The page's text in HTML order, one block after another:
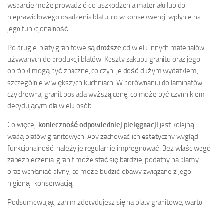
wsparcie może prowadzić do uszkodzenia materiału lub do
nieprawidłowego osadzenia blatu, co w konsekwencji wpłynie na
jego funkcjonalność.
Po drugie, blaty granitowe sądroższe od wielu innych materiałów
używanych do produkcji blatów. Koszty zakupu granitu oraz jego
obróbki mogą być znaczne, co czyni je dość dużym wydatkiem,
szczególnie w większych kuchniach. W porównaniu do laminatów
czy drewna, granit posiada wyższą cenę, co może być czynnikiem
decydującym dla wielu osób.
Co więcej, konieczność odpowiedniej pielęgnacji jest kolejną
wadą blatów granitowych. Aby zachować ich estetyczny wygląd i
funkcjonalność, należy je regularnie impregnować. Bez właściwego
zabezpieczenia, granit może stać się bardziej podatny na plamy
oraz wchłaniać płyny, co może budzić obawy związane z jego
higieną i konserwacją.
Podsumowując, zanim zdecydujesz się na blaty granitowe, warto